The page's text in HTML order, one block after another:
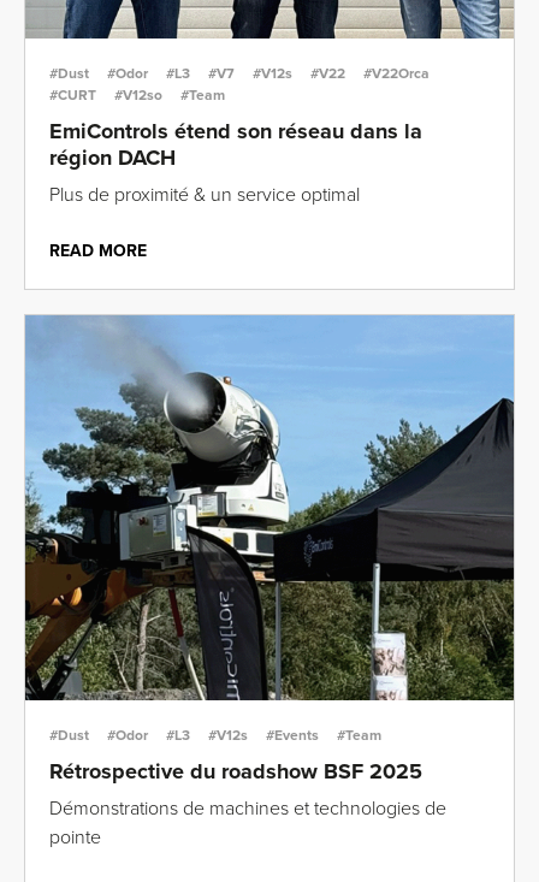
#Dust #Odor #L3 #V7 #V12s #V22
#V22Orca
#CURT
#V12so #Team
EmiControls étend son réseau dans la
région DACH
Plus de proximité & un service optimal
READ MORE
#Dust #Odor #L3 #V12s #Events #Team
Rétrospective du roadshow BSF 2025
Démonstrations de machines et technologies de
pointe